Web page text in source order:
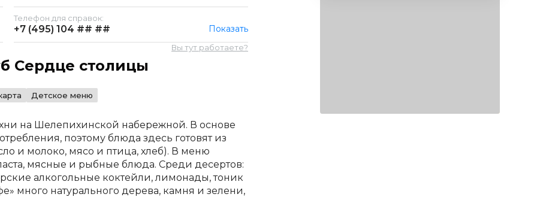
Телефон для справок:
+7 (495) 104 ## ## Показать
Вы тут работаете?
Сердце столицы
Детское меню
на Шелепихинской набережной. В основе
поэтому блюда здесь готовят из
и молоко, мясо и птица, хлеб). В меню
мясные и рыбные блюда. Среди десертов:
алкогольные коктейли, лимонады, тоник
много натурального дерева, камня и зелени,